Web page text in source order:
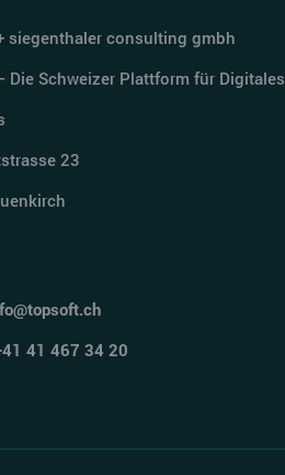
siegenthaler consulting gmbh
Die Schweizer Plattform für Digitales
23
41 467 34 20